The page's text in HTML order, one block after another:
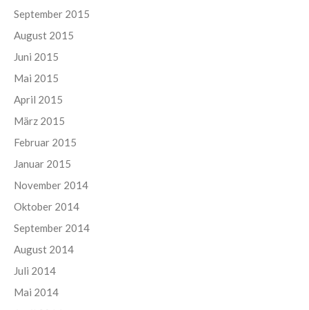
September 2015
August 2015
Juni 2015
Mai 2015
April 2015
März 2015
Februar 2015
Januar 2015
November 2014
Oktober 2014
September 2014
August 2014
Juli 2014
Mai 2014